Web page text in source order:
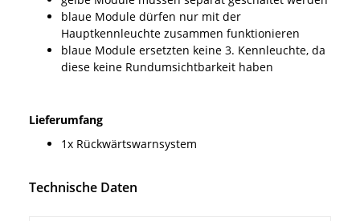
blaue Module dürfen nur mit der
Hauptkennleuchte zusammen funktionieren
blaue Module ersetzten keine 3. Kennleuchte, da
diese keine Rundumsichtbarkeit haben
Lieferumfang
1x Rückwärtswarnsystem
Technische Daten